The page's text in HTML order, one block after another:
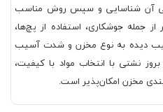
آن شناسایی و سپس روش مناسب
جمله جوشکاری، استفاده از پچ‌ها،
دیده به نوع مخزن و شدت آسیب
نشتی با انتخاب مواد با کیفیت،
مخزن امکان‌پذیر است.